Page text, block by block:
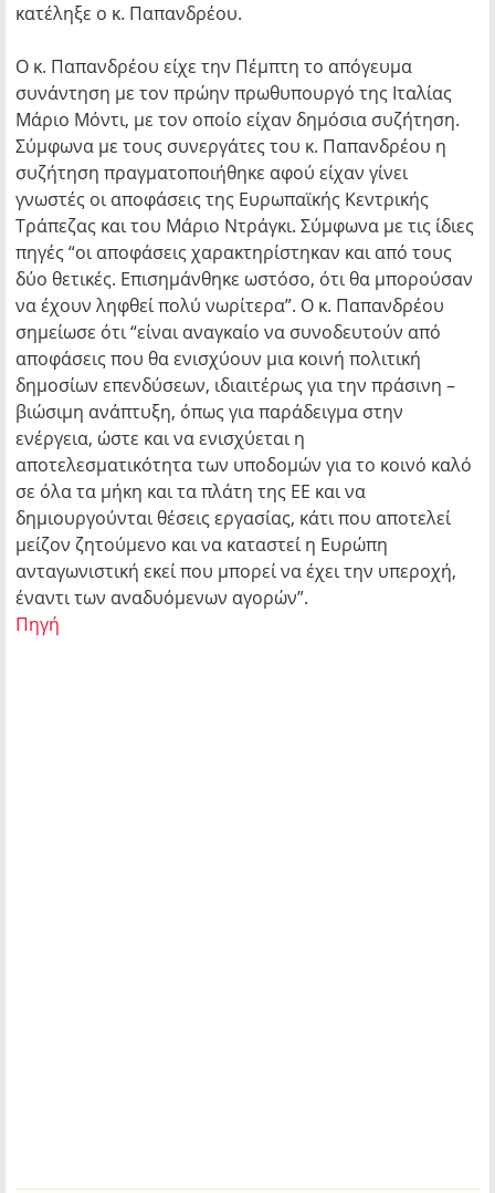
κατέληξε ο κ. Παπανδρέου.
Ο κ. Παπανδρέου είχε την Πέμπτη το απόγευμα
συνάντηση με τον πρώην πρωθυπουργό της Ιταλίας
Μάριο Μόντι, με τον οποίο είχαν δημόσια συζήτηση.
Σύμφωνα με τους συνεργάτες του κ. Παπανδρέου η
συζήτηση πραγματοποιήθηκε αφού είχαν γίνει
γνωστές οι αποφάσεις της Ευρωπαϊκής Κεντρικής
Τράπεζας και του Μάριο Ντράγκι. Σύμφωνα με τις ίδιες
πηγές “οι αποφάσεις χαρακτηρίστηκαν και από τους
δύο θετικές. Επισημάνθηκε ωστόσο, ότι θα μπορούσαν
να έχουν ληφθεί πολύ νωρίτερα”. Ο κ. Παπανδρέου
σημείωσε ότι “είναι αναγκαίο να συνοδευτούν από
αποφάσεις που θα ενισχύουν μια κοινή πολιτική
δημοσίων επενδύσεων, ιδιαιτέρως για την πράσινη –
βιώσιμη ανάπτυξη, όπως για παράδειγμα στην
ενέργεια, ώστε και να ενισχύεται η
αποτελεσματικότητα των υποδομών για το κοινό καλό
σε όλα τα μήκη και τα πλάτη της ΕΕ και να
δημιουργούνται θέσεις εργασίας, κάτι που αποτελεί
μείζον ζητούμενο και να καταστεί η Ευρώπη
ανταγωνιστική εκεί που μπορεί να έχει την υπεροχή,
έναντι των αναδυόμενων αγορών”.
Πηγή